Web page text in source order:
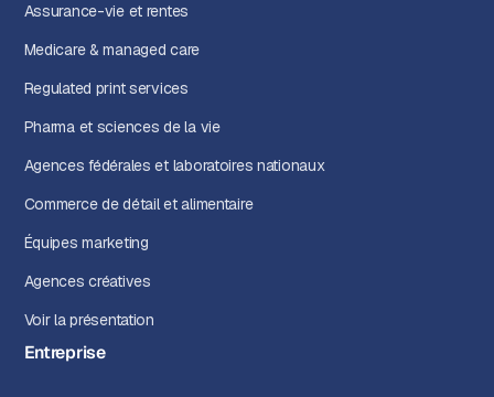
Assurance-vie et rentes
Medicare & managed care
Regulated print services
Pharma et sciences de la vie
Agences fédérales et laboratoires nationaux
Commerce de détail et alimentaire
Équipes marketing
Agences créatives
Voir la présentation
Entreprise